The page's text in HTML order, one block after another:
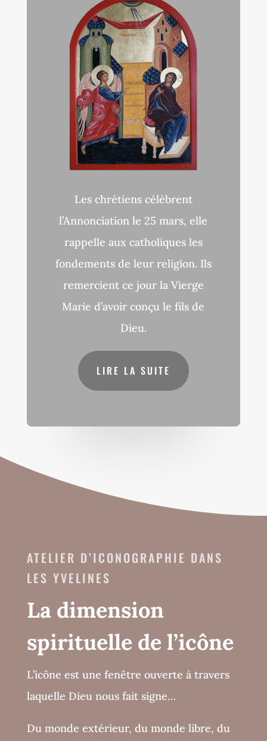
Les chrétiens célèbrent
l’Annonciation le 25 mars, elle
rappelle aux catholiques les
fondements de leur religion. Ils
remercient ce jour la Vierge
Marie d’avoir conçu le fils de
Dieu.
LIRE LA SUITE
ATELIER D’ICONOGRAPHIE DANS
LES YVELINES
La dimension
spirituelle de l’icône
L’icône est une fenêtre ouverte à travers
laquelle Dieu nous fait signe…
Du monde extérieur, du monde libre, du